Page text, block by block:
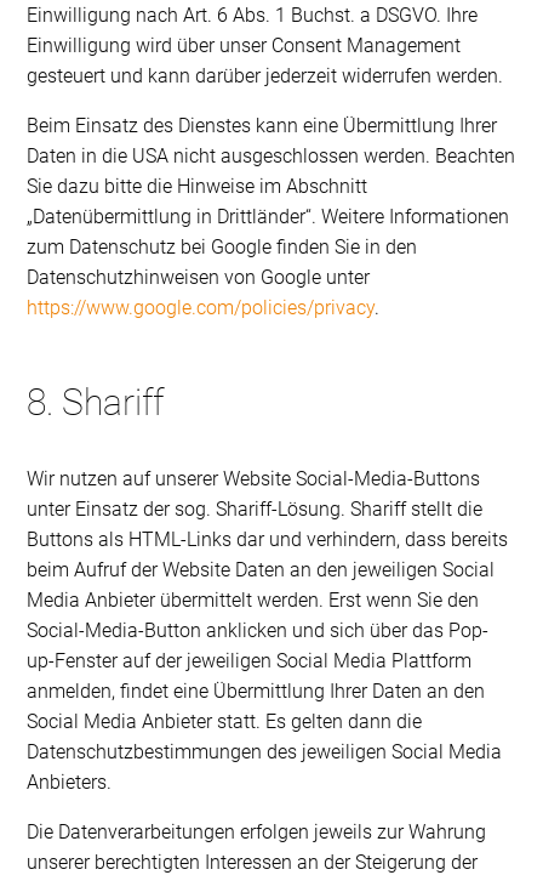
Einwilligung nach Art. 6 Abs. 1 Buchst. a DSGVO. Ihre
Einwilligung wird über unser Consent Management
gesteuert und kann darüber jederzeit widerrufen werden.
Beim Einsatz des Dienstes kann eine Übermittlung Ihrer
Daten in die USA nicht ausgeschlossen werden. Beachten
Sie dazu bitte die Hinweise im Abschnitt
„Datenübermittlung in Drittländer“. Weitere Informationen
zum Datenschutz bei Google finden Sie in den
Datenschutzhinweisen von Google unter
https://www.google.com/policies/privacy.
8. Shariff
Wir nutzen auf unserer Website Social-Media-Buttons
unter Einsatz der sog. Shariff-Lösung. Shariff stellt die
Buttons als HTML-Links dar und verhindern, dass bereits
beim Aufruf der Website Daten an den jeweiligen Social
Media Anbieter übermittelt werden. Erst wenn Sie den
Social-Media-Button anklicken und sich über das Pop-
up-Fenster auf der jeweiligen Social Media Plattform
anmelden, findet eine Übermittlung Ihrer Daten an den
Social Media Anbieter statt. Es gelten dann die
Datenschutzbestimmungen des jeweiligen Social Media
Anbieters.
Die Datenverarbeitungen erfolgen jeweils zur Wahrung
unserer berechtigten Interessen an der Steigerung der